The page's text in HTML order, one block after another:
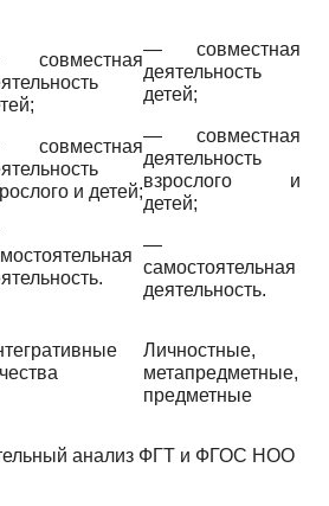
совместная
совместная
и детей;
— совместная
деятельность
детей;
— совместная
деятельность
взрослого и
детей;
—
самостоятельная
деятельность.
Личностные,
метапредметные,
предметные
анализ ФГТ и ФГОС НОО